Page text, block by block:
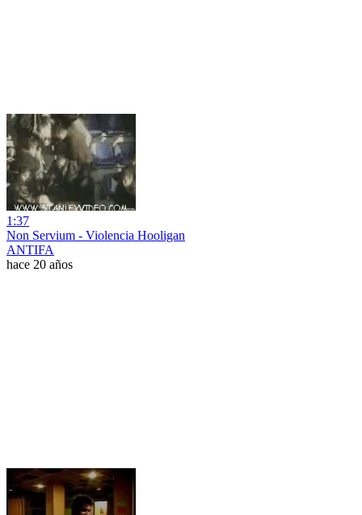
1:37
Non Servium - Violencia Hooligan
ANTIFA
hace 20 años